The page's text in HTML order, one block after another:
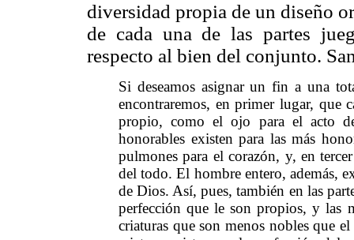
diversidad propia de un diseño
de cada una de las partes
respecto al bien del conjunto.
Si deseamos asignar un fin a una
encontraremos, en primer lugar, que
propio, como el ojo para el acto
honorables existen para las más
pulmones para el corazón, y, en
del todo. El hombre entero, además,
de Dios. Así, pues, también en las
perfección que le son propios, y las
criaturas que son menos nobles que